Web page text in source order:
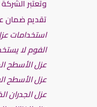
وتعتبر
تقديم ضمان
استخدامات
الفوم لا
عزل الأسطح
عزل الأسطح
عزل الجدران